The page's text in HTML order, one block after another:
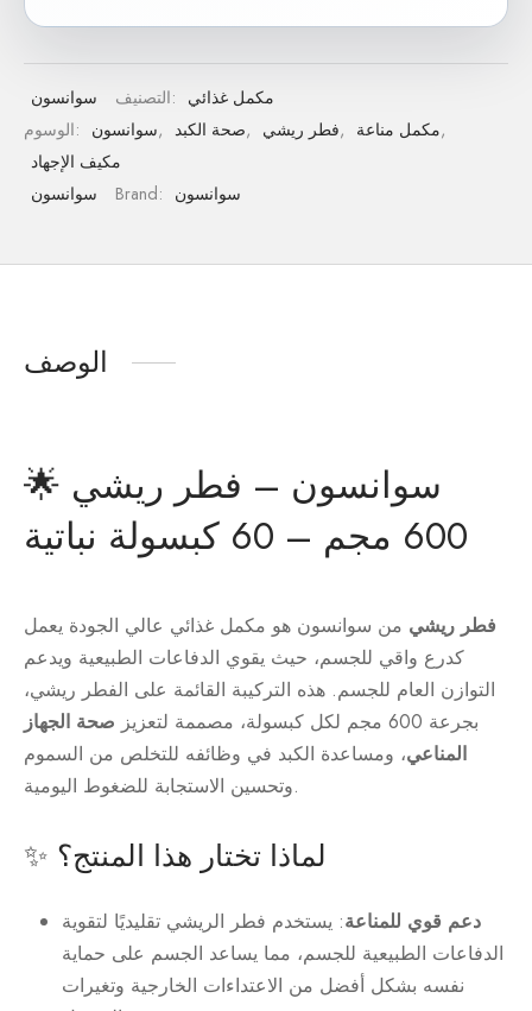
سوانسون التصنيف: مكمل غذائي
الوسوم: سوانسون, صحة الكبد, فطر ريشي, مكمل مناعة,
مكيف الإجهاد
سوانسون
Brand: سوانسون
الوصف
🌟 سوانسون – فطر ريشي
600 مجم – 60 كبسولة نباتية
فطر ريشي من سوانسون هو مكمل غذائي عالي الجودة يعمل
كدرع واقي للجسم، حيث يقوي الدفاعات الطبيعية ويدعم
التوازن العام للجسم. هذه التركيبة القائمة على الفطر ريشي،
بجرعة 600 مجم لكل كبسولة، مصممة لتعزيز
صحة الجهاز
المناعي، ومساعدة الكبد في وظائفه للتخلص من السموم
وتحسين الاستجابة للضغوط اليومية.
✨ لماذا تختار هذا المنتج؟
دعم قوي للمناعة: يستخدم فطر الريشي تقليديًا لتقوية
الدفاعات الطبيعية للجسم، مما يساعد الجسم على حماية
نفسه بشكل أفضل من الاعتداءات الخارجية وتغيرات